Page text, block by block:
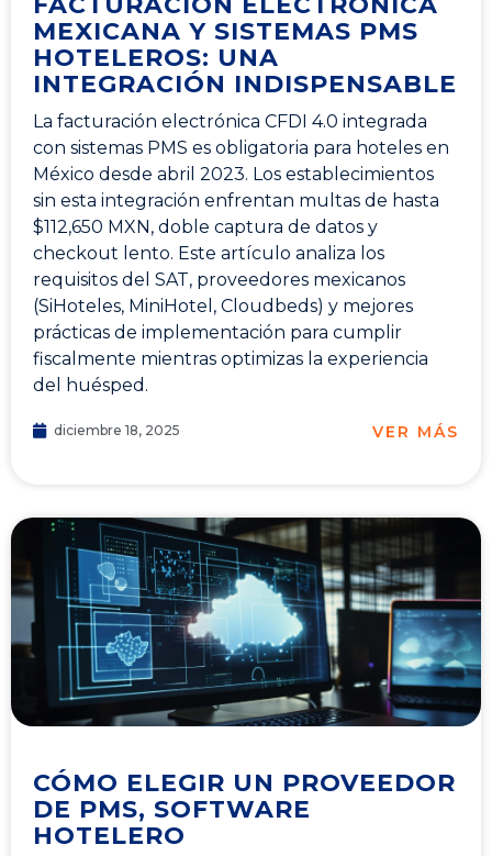
MEXICANA Y SISTEMAS PMS
HOTELEROS: UNA
INTEGRACIÓN INDISPENSABLE
La facturación electrónica CFDI 4.0 integrada
con sistemas PMS es obligatoria para hoteles en
México desde abril 2023. Los establecimientos
sin esta integración enfrentan multas de hasta
$112,650 MXN, doble captura de datos y
checkout lento. Este artículo analiza los
requisitos del SAT, proveedores mexicanos
(SiHoteles, MiniHotel, Cloudbeds) y mejores
prácticas de implementación para cumplir
fiscalmente mientras optimizas la experiencia
del huésped.
diciembre 18, 2025 VER MÁS
CÓMO ELEGIR UN PROVEEDOR
DE PMS, SOFTWARE
HOTELERO